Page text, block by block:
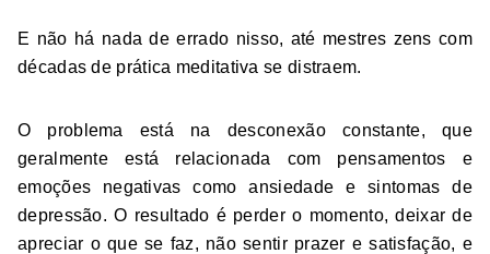
E não há nada de errado nisso, até mestres zens com
décadas de prática meditativa se distraem.
O problema está na desconexão constante, que
geralmente está relacionada com pensamentos e
emoções negativas como ansiedade e sintomas de
depressão. O resultado é perder o momento, deixar de
apreciar o que se faz, não sentir prazer e satisfação, e